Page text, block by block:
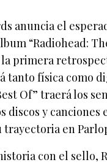
anuncia el
“Radiohead:
la primera
tanto física como
Of” traerá los
discos y canciones
trayectoria en
con el sello,